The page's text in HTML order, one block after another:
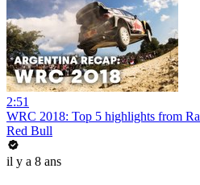
2:51
WRC 2018: Top 5 highlights from
Red Bull
il y a 8 ans